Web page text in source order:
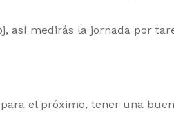
medirás la jornada por
el próximo, tener una